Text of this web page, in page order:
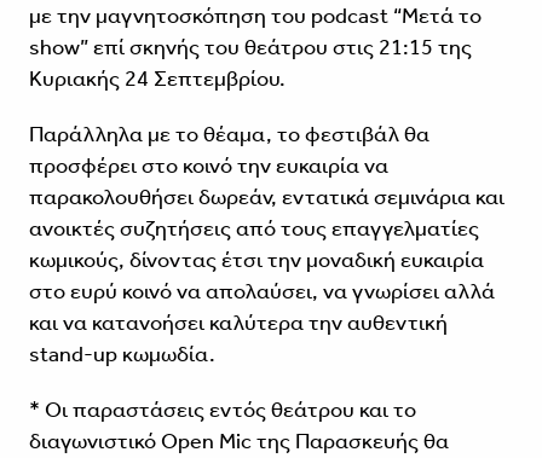
με την μαγνητοσκόπηση του podcast “Μετά το
show” επί σκηνής του θεάτρου στις 21:15 της
Κυριακής 24 Σεπτεμβρίου.
Παράλληλα με το θέαμα, το φεστιβάλ θα
προσφέρει στο κοινό την ευκαιρία να
παρακολουθήσει δωρεάν, εντατικά σεμινάρια και
ανοικτές συζητήσεις από τους επαγγελματίες
κωμικούς, δίνοντας έτσι την μοναδική ευκαιρία
στο ευρύ κοινό να απολαύσει, να γνωρίσει αλλά
και να κατανοήσει καλύτερα την αυθεντική
stand-up κωμωδία.
* Οι παραστάσεις εντός θεάτρου και το
διαγωνιστικό Open Mic της Παρασκευής θα